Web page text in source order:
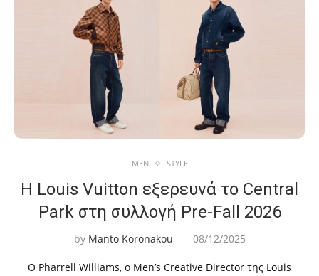
MEN STYLE
Η Louis Vuitton εξερευνά το Central
Park στη συλλογή Pre-Fall 2026
by Manto Koronakou 08/12/2025
Ο Pharrell Williams, ο Men’s Creative Director της Louis